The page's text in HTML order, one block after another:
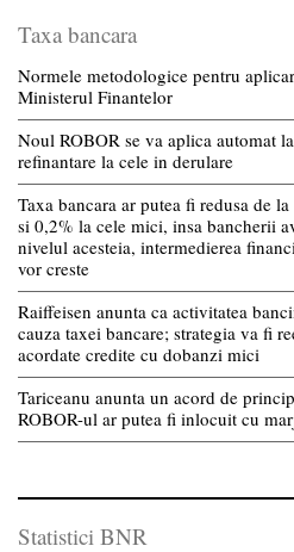
Taxa bancara
Normele metodologice pentru
Ministerul Finantelor
Noul ROBOR se va aplica automat
refinantare la cele in derulare
Taxa bancara ar putea fi redusa de
si 0,2% la cele mici, insa bancherii
nivelul acesteia, intermedierea
vor creste
Raiffeisen anunta ca activitatea
cauza taxei bancare; strategia va fi
acordate credite cu dobanzi mici
Tariceanu anunta un acord de
ROBOR-ul ar putea fi inlocuit cu
Statistici BNR